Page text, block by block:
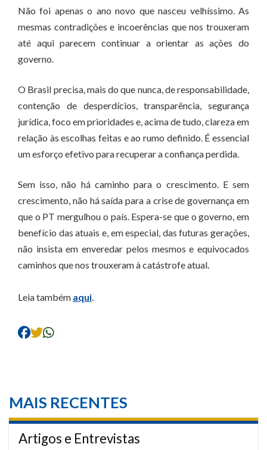
Não foi apenas o ano novo que nasceu velhíssimo. As
mesmas contradições e incoerências que nos trouxeram
até aqui parecem continuar a orientar as ações do
governo.
O Brasil precisa, mais do que nunca, de responsabilidade,
contenção de desperdícios, transparência, segurança
jurídica, foco em prioridades e, acima de tudo, clareza em
relação às escolhas feitas e ao rumo definido. É essencial
um esforço efetivo para recuperar a confiança perdida.
Sem isso, não há caminho para o crescimento. E sem
crescimento, não há saída para a crise de governança em
que o PT mergulhou o país. Espera-se que o governo, em
benefício das atuais e, em especial, das futuras gerações,
não insista em enveredar pelos mesmos e equivocados
caminhos que nos trouxeram à catástrofe atual.
Leia também aqui.
MAIS RECENTES
Artigos e Entrevistas